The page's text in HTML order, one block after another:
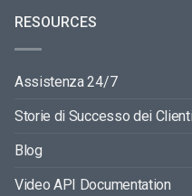
RESOURCES
Assistenza 24/7
Storie di Successo dei Clienti
Blog
Video API Documentation